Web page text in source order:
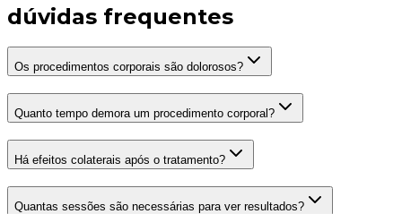
dúvidas frequentes
Os procedimentos corporais são dolorosos?
Quanto tempo demora um procedimento corporal?
Há efeitos colaterais após o tratamento?
Quantas sessões são necessárias para ver resultados?